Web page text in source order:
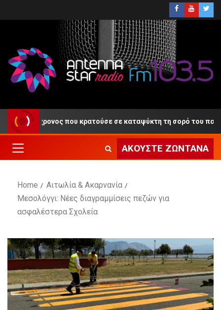
που κρατούσε σε καταψύκτη τη σορό του πατέρα του
ΑΚΟΎΣΤΕ ΖΩΝΤΑΝΆ
Home
Αιτωλία & Ακαρνανία
Μεσολόγγι: Νέες διαγραμμίσεις πεζών για
ασφαλέστερα Σχολεία